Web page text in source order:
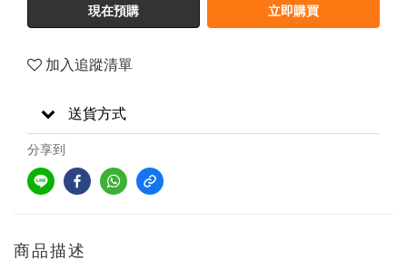
現在預購 立即購買
加入追蹤清單
送貨方式
分享到
商品描述